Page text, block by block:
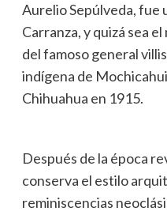
Aurelio Sepúlveda, fue
Carranza, y quizá sea
del famoso general
indígena de
Chihuahua en 1915.
Después de la época
conserva el estilo
reminiscencias